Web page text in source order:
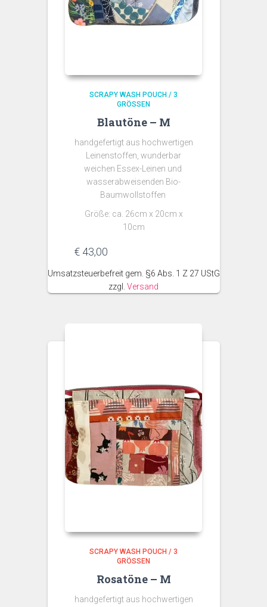
SCRAPY WASH POUCH / 3
GRÖSSEN
Blautöne – M
handgefertigt aus hochwertigen
Leinenstoffen, wunderbar
weichen Essex-Leinen und
wasserabweisenden Bio-
Baumwollstoffen
Größe: ca. 26cm x 20cm x
10cm
€ 43,00
Umsatzsteuerbefreit gem. §6 Abs. 1 Z 27 UStG
zzgl. Versand
SCRAPY WASH POUCH / 3
GRÖSSEN
Rosatöne – M
handgefertigt aus hochwertigen